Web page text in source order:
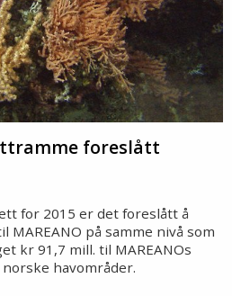
foreslått
for 2015 er det foreslått å
på samme nivå som
kr 91,7 mill. til MAREANOs
havområder.